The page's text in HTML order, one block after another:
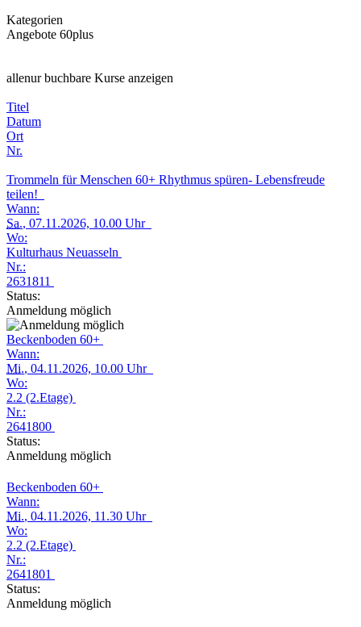
Kategorien
Angebote 60plus
allenur buchbare Kurse anzeigen
Titel
Datum
Ort
Nr.
Trommeln für Menschen 60+ Rhythmus spüren- Lebensfreude
teilen!
Wann:
Sa., 07.11.2026, 10.00 Uhr
Wo:
Kulturhaus Neuasseln
Nr.:
2631811
Status:
Anmeldung möglich
Beckenboden 60+
Wann:
Mi., 04.11.2026, 10.00 Uhr
Wo:
2.2 (2.Etage)
Nr.:
2641800
Status:
Anmeldung möglich
Beckenboden 60+
Wann:
Mi., 04.11.2026, 11.30 Uhr
Wo:
2.2 (2.Etage)
Nr.:
2641801
Status:
Anmeldung möglich